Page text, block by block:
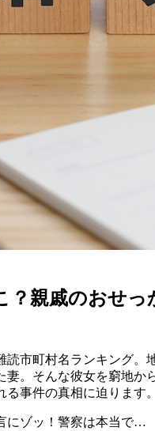
親戚のおせ
市町村名ランキング
。そんな彼女を窮地
事件の真相に迫ります。
にゾッ！警察は本当で…